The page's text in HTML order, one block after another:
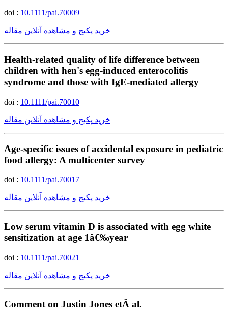
doi : 10.1111/pai.70009
خرید پکیج و مشاهده آنلاین مقاله
Health-related quality of life difference between
children with hen's egg-induced enterocolitis
syndrome and those with IgE-mediated allergy
doi : 10.1111/pai.70010
خرید پکیج و مشاهده آنلاین مقاله
Age-specific issues of accidental exposure in pediatric
food allergy: A multicenter survey
doi : 10.1111/pai.70017
خرید پکیج و مشاهده آنلاین مقاله
Low serum vitamin D is associated with egg white
sensitization at age 1â€‰year
doi : 10.1111/pai.70021
خرید پکیج و مشاهده آنلاین مقاله
Comment on Justin Jones etÂ al.